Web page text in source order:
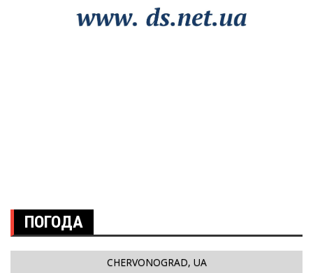
ПОГОДА
CHERVONOGRAD, UA